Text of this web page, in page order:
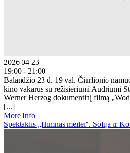
2026 04 23
19:00 - 21:00
Balandžio 23 d. 19 val. Čiurlionio
kino vakarus su režisieriumi Audriumi
Werner Herzog dokumentinį filmą
[...]
More Info
Spektaklis „Himnas meilei“. Sofija ir